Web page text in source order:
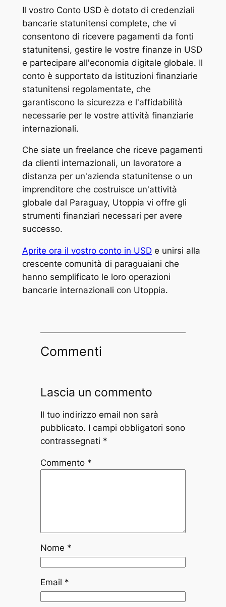
Il vostro Conto USD è dotato di credenziali
bancarie statunitensi complete, che vi
consentono di ricevere pagamenti da fonti
statunitensi, gestire le vostre finanze in USD
e partecipare all'economia digitale globale. Il
conto è supportato da istituzioni finanziarie
statunitensi regolamentate, che
garantiscono la sicurezza e l'affidabilità
necessarie per le vostre attività finanziarie
internazionali.
Che siate un freelance che riceve pagamenti
da clienti internazionali, un lavoratore a
distanza per un'azienda statunitense o un
imprenditore che costruisce un'attività
globale dal Paraguay, Utoppia vi offre gli
strumenti finanziari necessari per avere
successo.
Aprite ora il vostro conto in USDe unirsi alla
crescente comunità di paraguaiani che
hanno semplificato le loro operazioni
bancarie internazionali con Utoppia.
Commenti
Lascia un commento
Il tuo indirizzo email non sarà
pubblicato. I campi obbligatori sono
contrassegnati *
Commento *
Nome *
Email *